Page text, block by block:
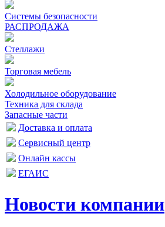
Системы безопасности
РАСПРОДАЖА
Стеллажи
Торговая мебель
Холодильное оборудование
Техника для склада
Запасные части
Доставка и оплата
Сервисный центр
Онлайн кассы
ЕГАИС
Новости компании